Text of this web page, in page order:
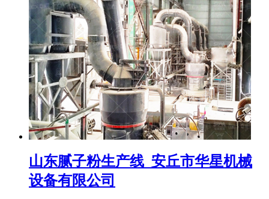
山东腻子粉生产线_安丘市华星机械
设备有限公司